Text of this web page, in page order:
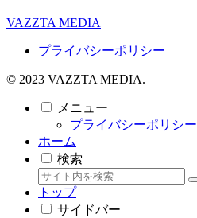
VAZZTA MEDIA
プライバシーポリシー
© 2023 VAZZTA MEDIA.
メニュー
プライバシーポリシー
ホーム
検索
トップ
サイドバー